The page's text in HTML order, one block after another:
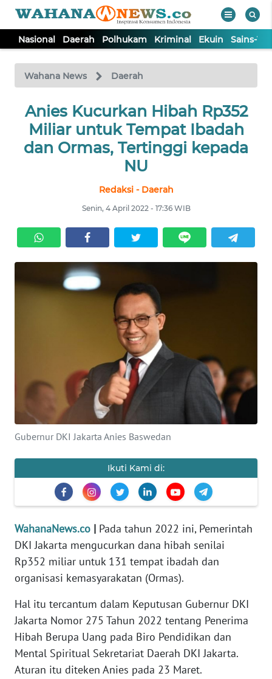
Nasional Daerah Polhukam Kriminal Ekuin Sains-
Wahana News Daerah
Anies Kucurkan Hibah Rp352
Miliar untuk Tempat Ibadah
dan Ormas, Tertinggi kepada
NU
Redaksi - Daerah
Senin, 4 April 2022 - 17:36 WIB
Gubernur DKI Jakarta Anies Baswedan
Ikuti Kami di:
WahanaNews.co | Pada tahun 2022 ini, Pemerintah
DKI Jakarta mengucurkan dana hibah senilai
Rp352 miliar untuk 131 tempat ibadah dan
organisasi kemasyarakatan (Ormas).
Hal itu tercantum dalam Keputusan Gubernur DKI
Jakarta Nomor 275 Tahun 2022 tentang Penerima
Hibah Berupa Uang pada Biro Pendidikan dan
Mental Spiritual Sekretariat Daerah DKI Jakarta.
Aturan itu diteken Anies pada 23 Maret.
TV
Tutup
NASIONAL
DAERAH
EKUIN
SAINS-TEKNO
SERBA-SERBI
PENDIDIKAN
Informasi
INDEKS
KONTAK
KAMI
INFO